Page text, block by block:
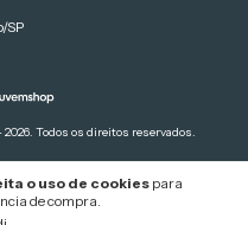
o uso de cookiespara
de compra.
SP
Todos os direitos reservados.